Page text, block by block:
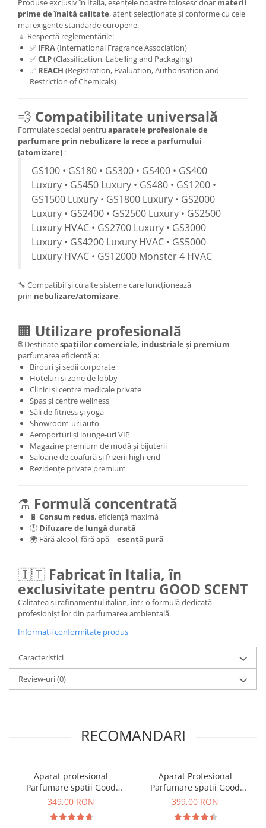
prime de înaltă calitate, atent selecționate și conforme cu cele
mai exigente standarde europene.
🔹 Respectă reglementările:
✅ IFRA(International Fragrance Association)
✅CLP(Classification, Labelling and Packaging)
✅ REACH (Registration, Evaluation, Authorisation and
Restriction of Chemicals)
💨 Compatibilitate universală
Formulate special pentru aparatele profesionale de
parfumare prin nebulizare la rece a parfumului
(atomizare) :
GS100 • GS180 • GS300 • GS400 • GS400
Luxury • GS450 Luxury • GS480 • GS1200 •
GS1500 Luxury • GS1800 Luxury • GS2000
Luxury • GS2400 • GS2500 Luxury • GS2500
Luxury HVAC • GS2700 Luxury • GS3000
Luxury • GS4200 Luxury HVAC • GS5000
Luxury HVAC • GS12000 Monster 4 HVAC
🔧 Compatibil și cu alte sisteme care funcționează
prin nebulizare/atomizare.
🏢 Utilizare profesională
🌐 Destinatespațiilor comerciale, industriale și premium –
parfumarea eficientă a:
Birouri și sedii corporate
Hoteluri și zone de lobby
Clinici și centre medicale private
Spas și centre wellness
Săli de fitness și yoga
Showroom-uri auto
Aeroporturi și lounge-uri VIP
Magazine premium de modă și bijuterii
Saloane de coafură și frizerii high-end
Rezidențe private premium
⚗️ Formulă concentrată
🔋 Consum redus, eficiență maximă
🕒 Difuzare de lungă durată
🌍 Fără alcool, fără apă – esență pură
🇮🇹 Fabricat în Italia, în
exclusivitate pentru GOOD SCENT
Calitatea și rafinamentul italian, într-o formulă dedicată
profesioniștilor din parfumarea ambientală.
Informatii conformitate produs
Caracteristici
Review-uri(0)
RECOMANDARI
Aparat profesional
Parfumare spatii Good
Scent GS 100, culoare alba
349,00 RON
Aparat Profesional
Parfumare spatii Good
Scent GS 400, culoare
399,00 RON